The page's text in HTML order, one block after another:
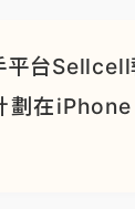
平台
在